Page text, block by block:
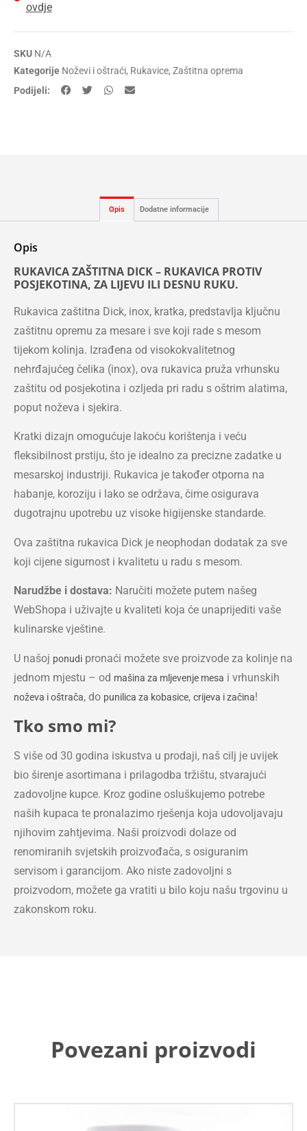
ovdje
SKU N/A
Kategorije Noževi i oštraći, Rukavice, Zaštitna oprema
Podijeli:
Opis Dodatne informacije
Opis
RUKAVICA ZAŠTITNA DICK – RUKAVICA PROTIV
POSJEKOTINA, ZA LIJEVU ILI DESNU RUKU.
Rukavica zaštitna Dick, inox, kratka, predstavlja ključnu
zaštitnu opremu za mesare i sve koji rade s mesom
tijekom kolinja. Izrađena od visokokvalitetnog
nehrđajućeg čelika (inox), ova rukavica pruža vrhunsku
zaštitu od posjekotina i ozljeda pri radu s oštrim alatima,
poput noževa i sjekira.
Kratki dizajn omogućuje lakoću korištenja i veću
fleksibilnost prstiju, što je idealno za precizne zadatke u
mesarskoj industriji. Rukavica je također otporna na
habanje, koroziju i lako se održava, čime osigurava
dugotrajnu upotrebu uz visoke higijenske standarde.
Ova zaštitna rukavica Dick je neophodan dodatak za sve
koji cijene sigurnost i kvalitetu u radu s mesom.
Narudžbe i dostava: Naručiti možete putem našeg
WebShopa i uživajte u kvaliteti koja će unaprijediti vaše
kulinarske vještine.
U našoj ponudi pronaći možete sve proizvode za kolinje na
jednom mjestu – od mašina za mljevenje mesa i vrhunskih
noževa i oštrača, do punilica za kobasice, crijeva i začina!
Tko smo mi?
S više od 30 godina iskustva u prodaji, naš cilj je uvijek
bio širenje asortimana i prilagodba tržištu, stvarajući
zadovoljne kupce. Kroz godine osluškujemo potrebe
naših kupaca te pronalazimo rješenja koja udovoljavaju
njihovim zahtjevima. Naši proizvodi dolaze od
renomiranih svjetskih proizvođača, s osiguranim
servisom i garancijom. Ako niste zadovoljni s
proizvodom, možete ga vratiti u bilo koju našu trgovinu u
zakonskom roku.
Povezani proizvodi